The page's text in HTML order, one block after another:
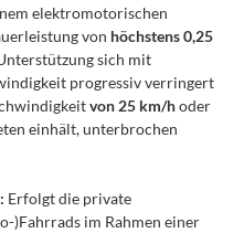
elektromotorischen
von höchstens 0,25
sich mit
progressiv verringert
von 25 km/hoder
einhält, unterbrochen
Erfolgt die private
)Fahrrads im Rahmen einer